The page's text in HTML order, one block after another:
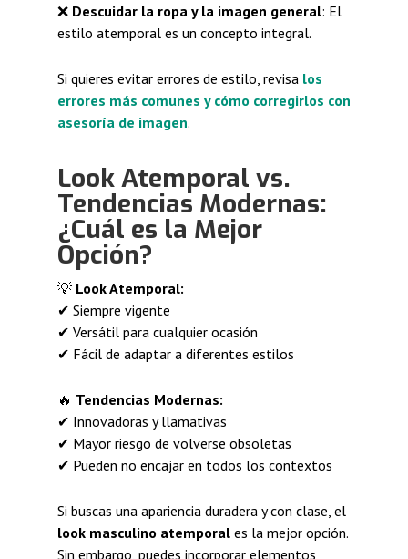
❌ Descuidar la ropa y la imagen general: El
estilo atemporal es un concepto integral.
Si quieres evitar errores de estilo, revisa los
errores más comunes y cómo corregirlos con
asesoría de imagen.
Look Atemporal vs.
Tendencias Modernas:
¿Cuál es la Mejor
Opción?
💡 Look Atemporal:
✔ Siempre vigente
✔ Versátil para cualquier ocasión
✔ Fácil de adaptar a diferentes estilos
🔥 Tendencias Modernas:
✔ Innovadoras y llamativas
✔ Mayor riesgo de volverse obsoletas
✔ Pueden no encajar en todos los contextos
Si buscas una apariencia duradera y con clase, el
look masculino atemporales la mejor opción.
Sin embargo, puedes incorporar elementos